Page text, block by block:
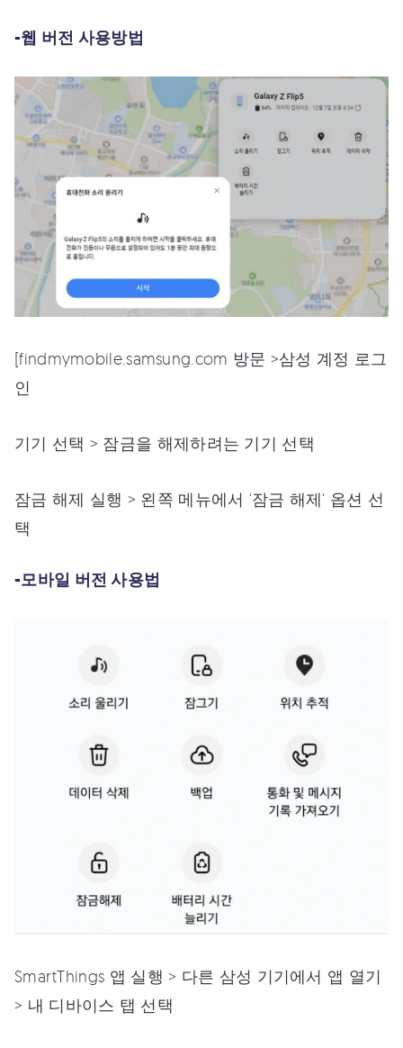
-웹 버전 사용방법
[findmymobile.samsung.com 방문 >삼성 계정 로그
인
기기 선택 > 잠금을 해제하려는 기기 선택
잠금 해제 실행 > 왼쪽 메뉴에서 '잠금 해제' 옵션 선
택
-모바일 버전 사용법
SmartThings 앱 실행 > 다른 삼성 기기에서 앱 열기
> 내 디바이스 탭 선택